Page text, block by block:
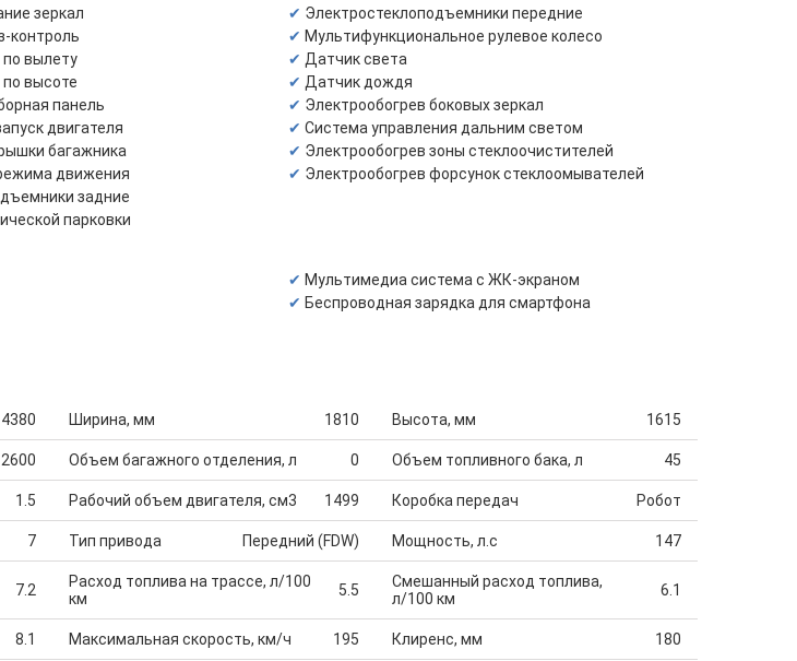
зеркал
контроль
по вылету
по высоте
панель
двигателя
багажника
движения
задние
парковки
Электростеклоподъемники передние
Мультифункциональное рулевое колесо
Датчик света
Датчик дождя
Электрообогрев боковых зеркал
Система управления дальним светом
Электрообогрев зоны стеклоочистителей
Электрообогрев форсунок стеклоомывателей
Мультимедиа система с ЖК-экраном
Беспроводная зарядка для смартфона
4380 Ширина, мм 1810 Высота, мм 1615
2600 Объем багажного отделения, л 0 Объем топливного бака, л 45
1.5 Рабочий объем двигателя, см3 1499 Коробка передач Робот
7 Тип привода Передний (FDW) Мощность, л.с 147
7.2
Расход топлива на трассе, л/100
км
5.5
Смешанный расход топлива,
л/100 км
6.1
8.1 Максимальная скорость, км/ч 195 Клиренс, мм 180